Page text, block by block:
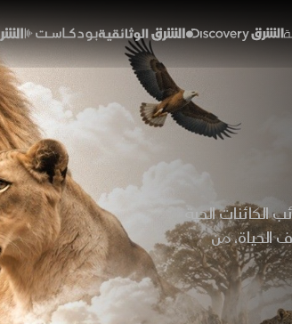
الشرق Discovery الشرق الوثائقيةالشرق بودكاست
الكائنات الحية
الحياة، من
نتعرّف
نلقي نظرة عن